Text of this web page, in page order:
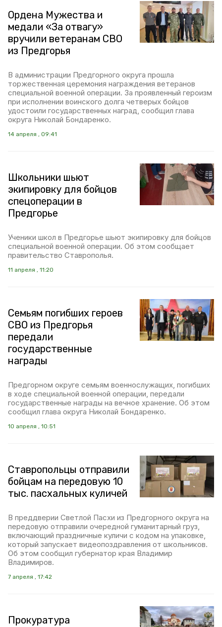
Ордена Мужества и
медали «За отвагу»
вручили ветеранам СВО
из Предгорья
В администрации Предгорного округа прошла
торжественная церемония награждения ветеранов
специальной военной операции. За проявленный героизм
при исполнении воинского долга четверых бойцов
удостоили государственных наград, сообщил глава
округа Николай Бондаренко.
14 апреля , 09:41
Школьники шьют
экипировку для бойцов
спецоперации в
Предгорье
Ученики школ в Предгорье шьют экипировку для бойцов
специальной военной операции. Об этом сообщает
правительство Ставрополья.
11 апреля , 11:20
Семьям погибших героев
СВО из Предгорья
передали
государственные
награды
Предгорном округе семьям военнослужащих, погибших
в ходе специальной военной операции, передали
государственные награды на вечное хранение. Об этом
сообщил глава округа Николай Бондаренко.
10 апреля , 10:51
Ставропольцы отправили
бойцам на передовую 10
тыс. пасхальных куличей
В преддверии Светлой Пасхи из Предгорного округа на
передовую отправили очередной гуманитарный груз,
включающий праздничные куличи с кодом на упаковке,
который запускает видеопоздравления от школьников.
Об этом сообщил губернатор края Владимир
Владимиров.
7 апреля , 17:42
Прокуратура